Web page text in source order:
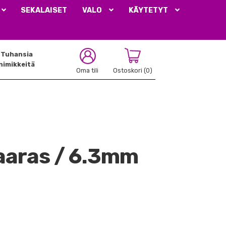
SEKALAISET VALO KÄYTETYT
Oma tili Ostoskori (0)
Tuhansia
/ 6.3mm